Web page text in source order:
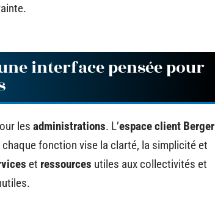
interface pensée pour
les administrations. L’espace client Berger
fonction vise la clarté, la simplicité et
et ressources utiles aux collectivités et